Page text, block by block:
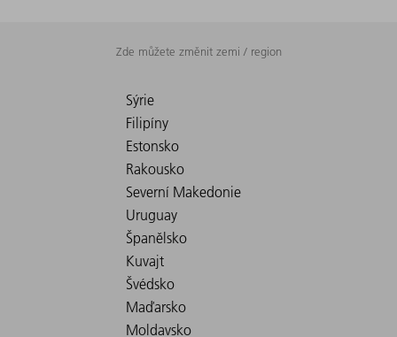
Zde můžete změnit zemi / region